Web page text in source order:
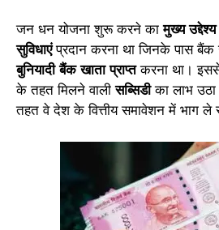
जन धन योजना शुरू करने का मुख्य उद्देश्य
सुविधाएंप्रदान करना था जिनके पास
बुनियादी बैंक खाता प्राप्तकरना था।
के तहत मिलने वालीसब्सिडीका लाभ
तहत वे देश के वित्तीय समावेशन में भाग